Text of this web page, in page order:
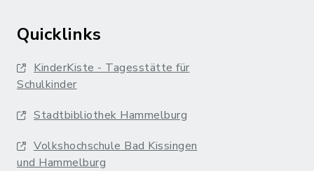
Quicklinks
KinderKiste - Tagesstätte für
Schulkinder
Stadtbibliothek Hammelburg
Volkshochschule Bad Kissingen
und Hammelburg